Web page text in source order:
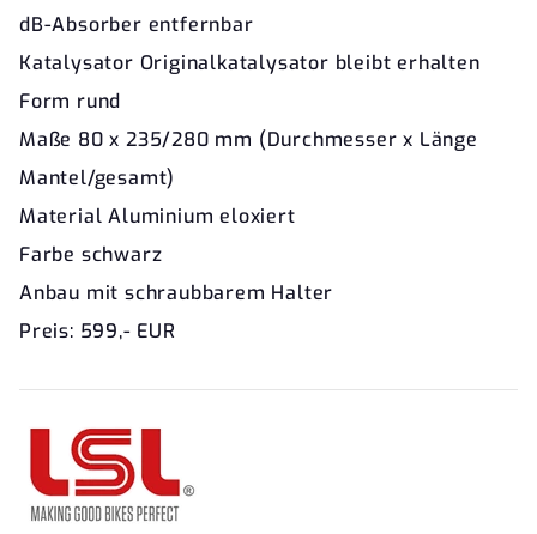
dB-Absorber entfernbar
Katalysator Originalkatalysator bleibt erhalten
Form rund
Maße 80 x 235/280 mm (Durchmesser x Länge
Mantel/gesamt)
Material Aluminium eloxiert
Farbe schwarz
Anbau mit schraubbarem Halter
Preis: 599,- EUR